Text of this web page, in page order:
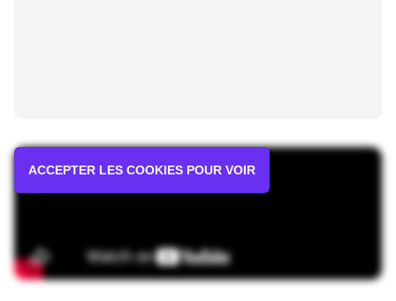
ACCEPTER LES COOKIES POUR VOIR